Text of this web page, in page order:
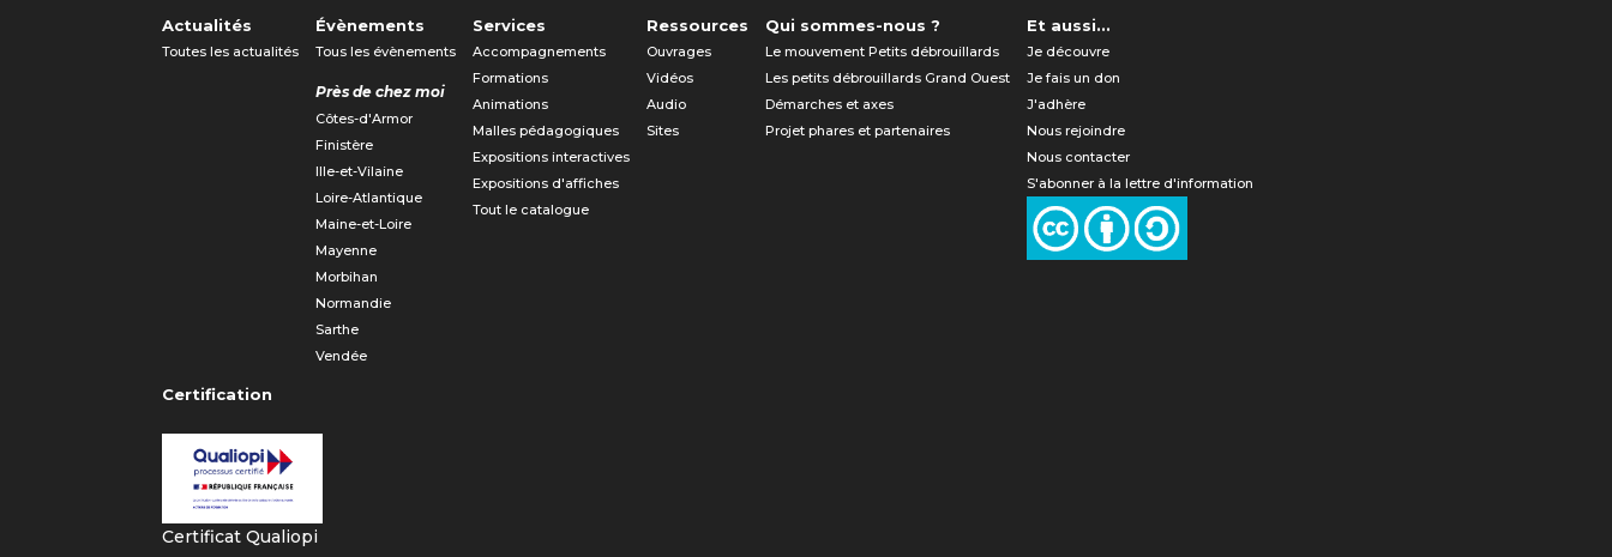
Actualités
Toutes les actualités
Évènements
Tous les évènements
Près de chez moi
Côtes-d'Armor
Finistère
Ille-et-Vilaine
Loire-Atlantique
Maine-et-Loire
Mayenne
Morbihan
Normandie
Sarthe
Vendée
Services
Accompagnements
Formations
Animations
Malles pédagogiques
Expositions interactives
Expositions d'affiches
Tout le catalogue
Ressources
Ouvrages
Vidéos
Audio
Sites
Qui sommes-nous ?
Le mouvement Petits débrouillards
Les petits débrouillards Grand Ouest
Démarches et axes
Projet phares et partenaires
Et aussi...
Je découvre
Je fais un don
J'adhère
Nous rejoindre
Nous contacter
S'abonner à la lettre d'information
Certification
Certificat Qualiopi